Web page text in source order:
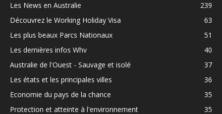
Les News en Australie
239
Découvrez le Working Holiday Visa
63
Les plus beaux Parcs Nationaux
51
Les dernières infos Whv
40
Australie de l'Ouest - Sauvage et isolé
37
Les états et les principales villes
36
Economie du pays de la chance
35
Protection et atteinte à l'environnement
35